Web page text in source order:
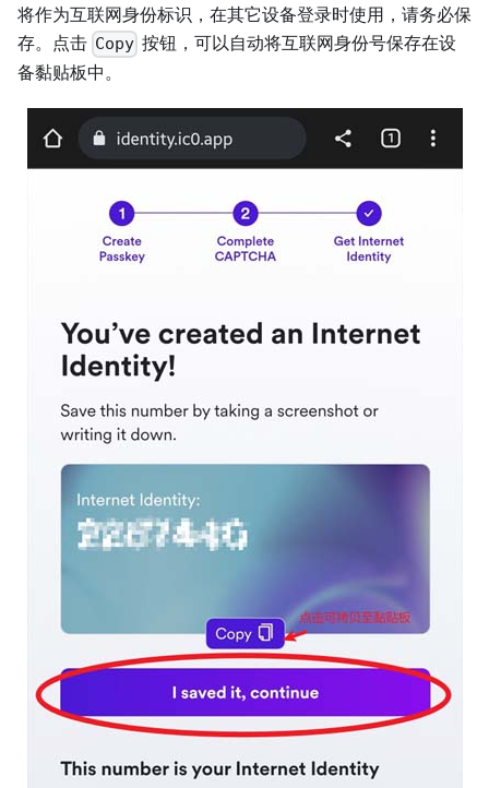
将作为互联网身份标识，在其它设备登录时使用，请务必保
存。点击 Copy 按钮，可以自动将互联网身份号保存在设
备黏贴板中。